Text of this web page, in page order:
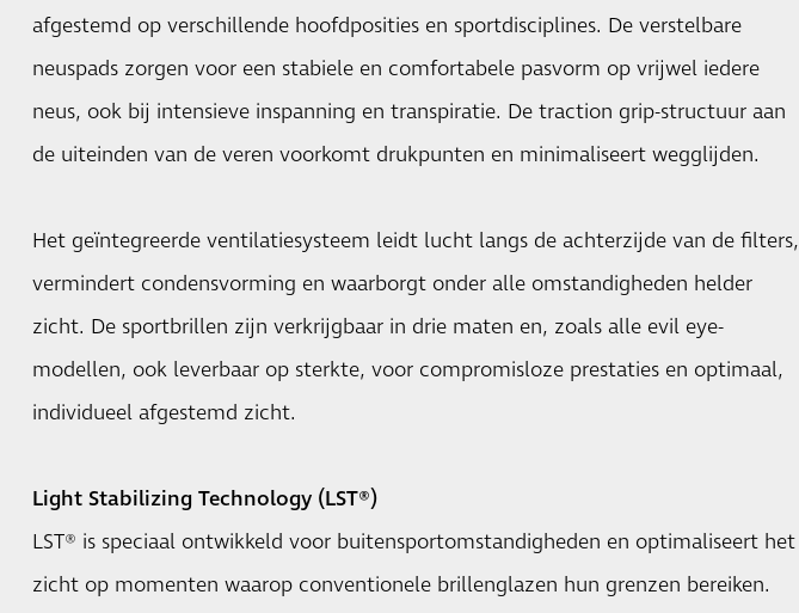
afgestemd op verschillende hoofdposities en sportdisciplines. De verstelbare
neuspads zorgen voor een stabiele en comfortabele pasvorm op vrijwel iedere
neus, ook bij intensieve inspanning en transpiratie. De traction grip-structuur aan
de uiteinden van de veren voorkomt drukpunten en minimaliseert wegglijden.
Het geïntegreerde ventilatiesysteem leidt lucht langs de achterzijde van de filters,
vermindert condensvorming en waarborgt onder alle omstandigheden helder
zicht. De sportbrillen zijn verkrijgbaar in drie maten en, zoals alle evil eye-
modellen, ook leverbaar op sterkte, voor compromisloze prestaties en optimaal,
individueel afgestemd zicht.
Light Stabilizing Technology (LST®)
LST® is speciaal ontwikkeld voor buitensportomstandigheden en optimaliseert het
zicht op momenten waarop conventionele brillenglazen hun grenzen bereiken.